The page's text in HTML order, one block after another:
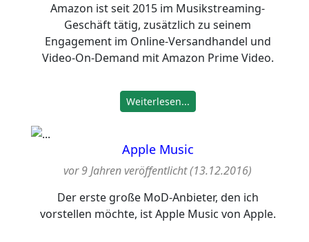
Amazon ist seit 2015 im Musikstreaming-
Geschäft tätig, zusätzlich zu seinem
Engagement im Online-Versandhandel und
Video-On-Demand mit Amazon Prime Video.
Weiterlesen...
Apple Music
vor 9 Jahren veröffentlicht (13.12.2016)
Der erste große MoD-Anbieter, den ich
vorstellen möchte, ist Apple Music von Apple.